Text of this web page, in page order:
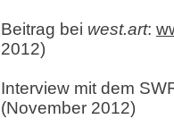
Beitrag bei west.art:
2012)
Interview mit dem
(November 2012)